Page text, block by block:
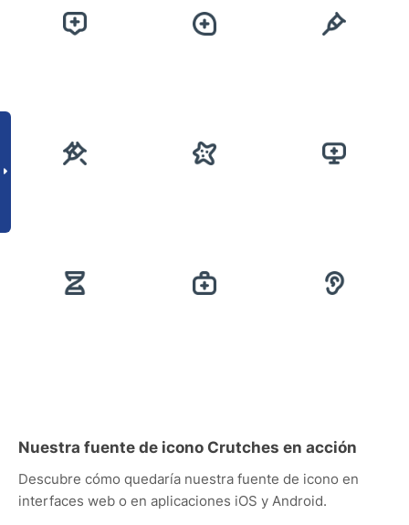
Nuestra fuente de icono Crutches en acción
Descubre cómo quedaría nuestra fuente de icono en
interfaces web o en aplicaciones iOS y Android.